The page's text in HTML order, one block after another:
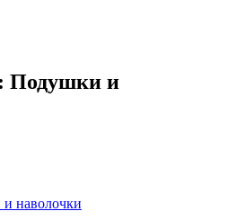
Подушки и
наволочки